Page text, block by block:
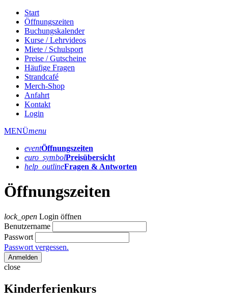
Start
Öffnungszeiten
Buchungskalender
Kurse / Lehrvideos
Miete / Schulsport
Preise / Gutscheine
Häufige Fragen
Strandcafé
Merch-Shop
Anfahrt
Kontakt
Login
MENÜmenu
eventÖffnungs­zeiten
euro_symbolPreis­übersicht
help_outlineFragen & Antworten
Öffnungszeiten
lock_open Login öffnen
Benutzername
Passwort
Passwort vergessen.
Anmelden
close
Kinderferienkurs